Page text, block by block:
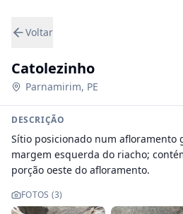
Voltar
Catolezinho
Parnamirim, PE
DESCRIÇÃO
Sítio posicionado num afloramento
margem esquerda do riacho;
porção oeste do afloramento.
FOTOS (3)